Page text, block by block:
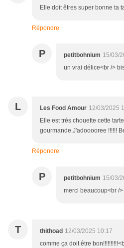
Elle doit êtres super bonne ta
Répondre
P petitbohnium 15/03/
un vrai délice<br />
L Les Food Amour 12/03/2025
Elle est très chouette cette
gourmande.J'adooooree !!!!!!
Répondre
P petitbohnium 15/03/
merci beaucoup<br /
T thithoad 12/03/2025 10:17
comme ça doit être